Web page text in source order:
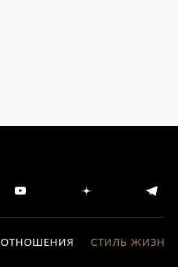
ОТНОШЕНИЯ СТИЛЬ ЖИЗНИ